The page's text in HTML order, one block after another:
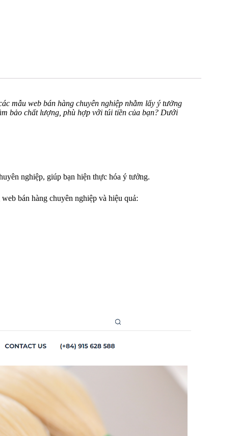
mẫu web bán hàng chuyên nghiệp nhằm lấy ý tưởng
bảo chất lượng, phù hợp với túi tiền của bạn? Dưới
nghiệp, giúp bạn hiện thực hóa ý tưởng.
bán hàng chuyên nghiệp và hiệu quả: